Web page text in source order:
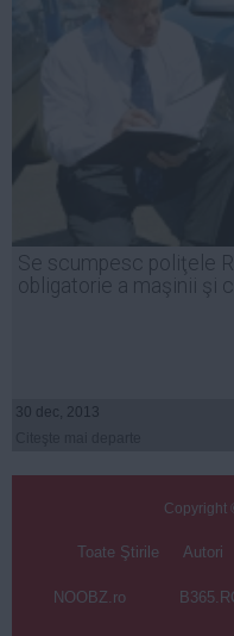
Se scumpesc poliţele
obligatorie a maşinii şi
30 dec, 2013
Copyright
Toate Ştirile Autori
NOOBZ.ro